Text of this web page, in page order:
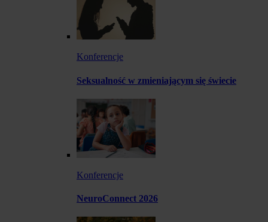
Konferencje
Seksualność w zmieniającym się świecie
Konferencje
NeuroConnect 2026